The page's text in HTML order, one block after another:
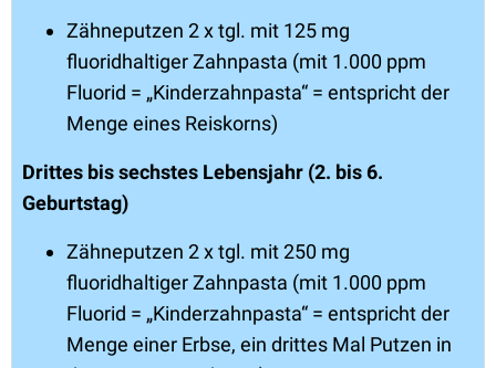
Zähneputzen 2 x tgl. mit 125 mg
fluoridhaltiger Zahnpasta (mit 1.000 ppm
Fluorid = „Kinderzahnpasta“ = entspricht der
Menge eines Reiskorns)
Drittes bis sechstes Lebensjahr (2. bis 6.
Geburtstag)
Zähneputzen 2 x tgl. mit 250 mg
fluoridhaltiger Zahnpasta (mit 1.000 ppm
Fluorid = „Kinderzahnpasta“ = entspricht der
Menge einer Erbse, ein drittes Mal Putzen in